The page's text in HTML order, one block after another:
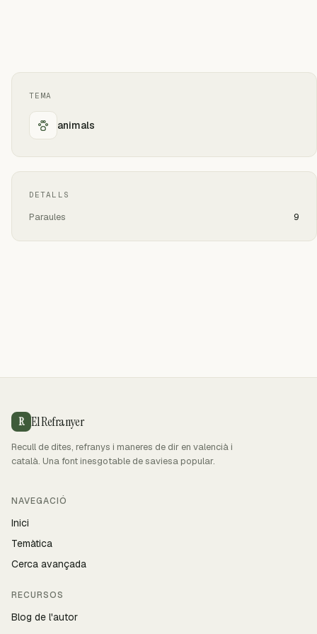
TEMA
animals
DETALLS
Paraules 9
R El Refranyer
Recull de dites, refranys i maneres de dir en valencià i
català. Una font inesgotable de saviesa popular.
NAVEGACIÓ
Inici
Temàtica
Cerca avançada
RECURSOS
Blog de l'autor